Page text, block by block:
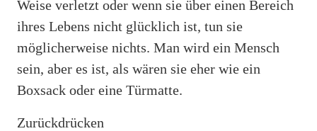
Weise verletzt oder wenn sie über einen Bereich
ihres Lebens nicht glücklich ist, tun sie
möglicherweise nichts. Man wird ein Mensch
sein, aber es ist, als wären sie eher wie ein
Boxsack oder eine Türmatte.
Zurückdrücken